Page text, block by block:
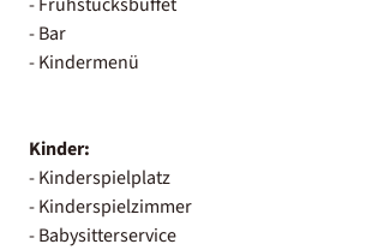
- Bar
- Kindermenü
Kinder:
- Kinderspielplatz
- Kinderspielzimmer
- Babysitterservice